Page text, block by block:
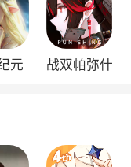
择不同的萌娘
；
酷。
元 战双帕弥什